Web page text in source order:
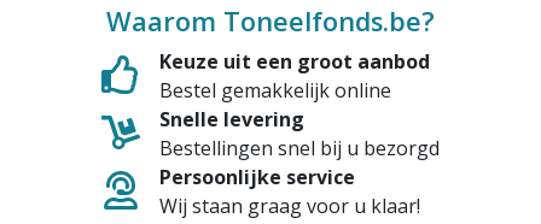
Waarom Toneelfonds.be?
Keuze uit een groot aanbod
Bestel gemakkelijk online
Snelle levering
Bestellingen snel bij u bezorgd
Persoonlijke service
Wij staan graag voor u klaar!